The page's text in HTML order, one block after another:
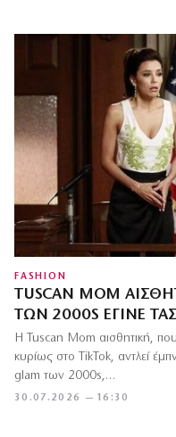
FASHION
TUSCAN MOM
ΤΩΝ 2000S ΈΓΙΝΕ
30.07.2026 — 16:30
Η Tuscan Mom αισθητική,
κυρίως στο TikTok, αντλεί
glam των 2000s,…